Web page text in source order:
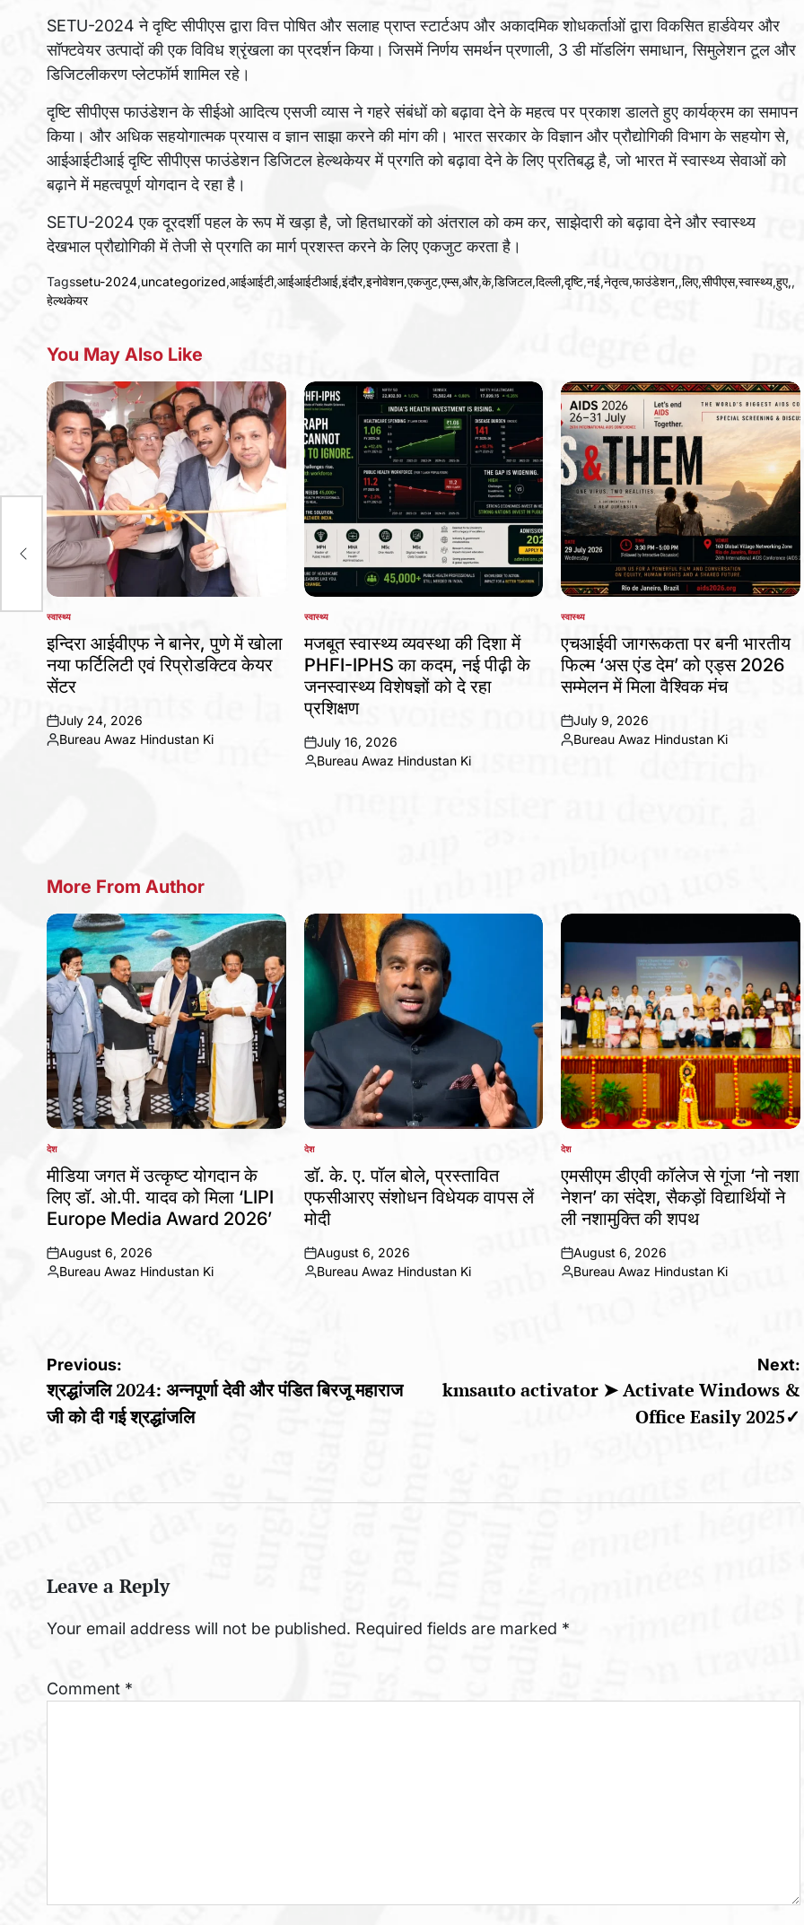
SETU-2024 ने दृष्टि सीपीएस द्वारा वित्त पोषित और सलाह प्राप्त स्टार्टअप और अकादमिक शोधकर्ताओं द्वारा विकसित हार्डवेयर और
सॉफ्टवेयर उत्पादों की एक विविध श्रृंखला का प्रदर्शन किया। जिसमें निर्णय समर्थन प्रणाली, 3 डी मॉडलिंग समाधान, सिमुलेशन टूल और
डिजिटलीकरण प्लेटफॉर्म शामिल रहे।
दृष्टि सीपीएस फाउंडेशन के सीईओ आदित्य एसजी व्यास ने गहरे संबंधों को बढ़ावा देने के महत्व पर प्रकाश डालते हुए कार्यक्रम का समापन
किया। और अधिक सहयोगात्मक प्रयास व ज्ञान साझा करने की मांग की। भारत सरकार के विज्ञान और प्रौद्योगिकी विभाग के सहयोग से,
आईआईटीआई दृष्टि सीपीएस फाउंडेशन डिजिटल हेल्थकेयर में प्रगति को बढ़ावा देने के लिए प्रतिबद्ध है, जो भारत में स्वास्थ्य सेवाओं को
बढ़ाने में महत्वपूर्ण योगदान दे रहा है।
SETU-2024 एक दूरदर्शी पहल के रूप में खड़ा है, जो हितधारकों को अंतराल को कम कर, साझेदारी को बढ़ावा देने और स्वास्थ्य
देखभाल प्रौद्योगिकी में तेजी से प्रगति का मार्ग प्रशस्त करने के लिए एकजुट करता है।
Tagssetu-2024,uncategorized,आईआईटी,आईआईटीआई,इंदौर,इनोवेशन,एकजुट,एम्स,और,के,डिजिटल,दिल्ली,दृष्टि,नई,नेतृत्व,फाउंडेशन,,लिए,सीपीएस,स्वास्थ्य,हुए,,
हेल्थकेयर
You May Also Like
POSTED
स्वास्थ्य
इन्दिरा आईवीएफ ने बानेर, पुणे में खोला
नया फर्टिलिटी एवं रिप्रोडक्टिव केयर
सेंटर
on
July 24, 2026
Posted
Bureau Awaz Hindustan Ki
POSTED
स्वास्थ्य
मजबूत स्वास्थ्य व्यवस्था की दिशा में
PHFI-IPHS का कदम, नई पीढ़ी के
जनस्वास्थ्य विशेषज्ञों को दे रहा
प्रशिक्षण
on
July 16, 2026
Posted
Bureau Awaz Hindustan Ki
POSTED
स्वास्थ्य
एचआईवी जागरूकता पर बनी भारतीय
फिल्म ‘अस एंड देम’ को एड्स 2026
सम्मेलन में मिला वैश्विक मंच
on
July 9, 2026
Posted
Bureau Awaz Hindustan Ki
More From Author
POSTED
IN
देश
मीडिया जगत में उत्कृष्ट योगदान के
लिए डॉ. ओ.पी. यादव को मिला ‘LIPI
Europe Media Award 2026’
on
August 6, 2026
Posted
Bureau Awaz Hindustan Ki
POSTED
देश
डॉ. के. ए. पॉल बोले, प्रस्तावित
एफसीआरए संशोधन विधेयक वापस लें
मोदी
on
August 6, 2026
Posted
Bureau Awaz Hindustan Ki
POSTED
देश
एमसीएम डीएवी कॉलेज से गूंजा ‘नो नशा
नेशन’ का संदेश, सैकड़ों विद्यार्थियों ने
ली नशामुक्ति की शपथ
on
August 6, 2026
Posted
Bureau Awaz Hindustan Ki
Post
navigation
Previous:
श्रद्धांजलि 2024: अन्नपूर्णा देवी और पंडित बिरजू महाराज
जी को दी गई श्रद्धांजलि
Next:
kmsauto activator ➤ Activate Windows &
Office Easily 2025✓
Leave a Reply
Your email address will not be published. Required fields are marked *
Comment *